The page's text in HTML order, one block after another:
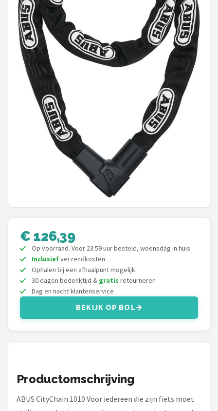
Mountainbikes
Shop
POPULAIRE MERKEN
Basil
Volare
Voltano
Shimano
Cortina
€ 126,39
Op voorraad. Voor 23:59 uur besteld, woensdag in huis
Inclusiefverzendkosten
Ophalen bij een afhaalpunt mogelijk
30 dagen bedenktijd & gratis retourneren
Dag en nacht klantenservice
BEKIJK OP BOL
Productomschrijving
ABUS CityChain 1010 Voor iedereen die zijn fiets moet